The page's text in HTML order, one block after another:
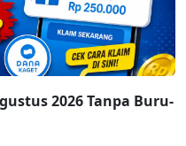
2026 Tanpa Buru-